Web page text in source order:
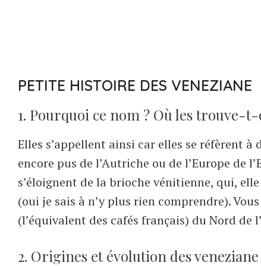
PETITE HISTOIRE DES VENEZIANE
1. Pourquoi ce nom ? Où les trouve-
Elles s’appellent ainsi car elles se réfèrent
encore pus de l’Autriche ou de l’Europe de
s’éloignent de la brioche vénitienne, qui,
(oui je sais à n’y plus rien comprendre).
(l’équivalent des cafés français) du Nord de
2. Origines et évolution des veneziane